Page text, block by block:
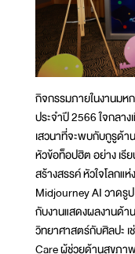
กิจกรรมภายในงานมห
ประจำปี 2566 ใจกลาง
เสวนาที่จะพบกับกูรูด้าน
หัวข้อท็อปฮิต อย่าง เ
สร้างสรรค์ หัวใจโลกแ
Midjourney AI วาดรูป
กับงานแสดงผลงานด้า
วิทยาศาสตร์กับศิลปะ เ
Care ผู้ช่วยด้านสุขภา